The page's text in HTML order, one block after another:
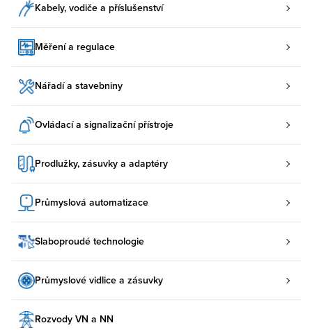
Kabely, vodiče a příslušenství
Měření a regulace
Nářadí a stavebniny
Ovládací a signalizační přístroje
Prodlužky, zásuvky a adaptéry
Průmyslová automatizace
Slaboproudé technologie
Průmyslové vidlice a zásuvky
Rozvody VN a NN